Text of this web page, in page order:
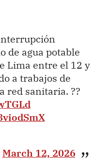
de agua potable
Lima entre el 12 y
a trabajos de
red sanitaria. ??
March 12, 2026